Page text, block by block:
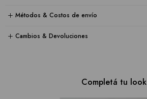
Métodos & Costos de envío
Cambios & Devoluciones
Completá tu look